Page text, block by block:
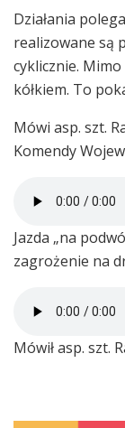
Działania
realizowane są
cyklicznie.
kółkiem. To
Mówi asp. szt.
Komendy
Jazda „na
zagrożenie na
Mówił asp. szt.